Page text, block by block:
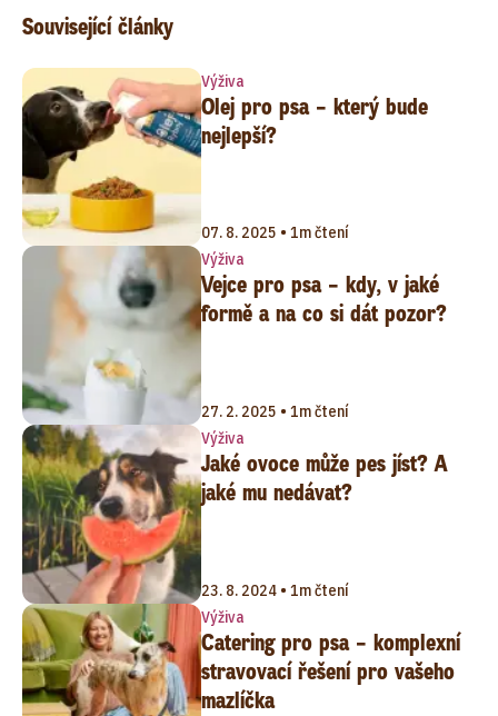
Související články
Výživa
Olej pro psa – který bude
nejlepší?
07. 8. 2025 • 1m čtení
Výživa
Vejce pro psa – kdy, v jaké
formě a na co si dát pozor?
27. 2. 2025 • 1m čtení
Výživa
Jaké ovoce může pes jíst? A
jaké mu nedávat?
23. 8. 2024 • 1m čtení
Výživa
Catering pro psa – komplexní
stravovací řešení pro vašeho
mazlíčka